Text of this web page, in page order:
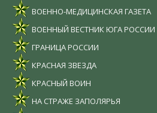
ВОЕННО-МЕДИЦИНСКАЯ ГАЗЕТА
ВОЕННЫЙ ВЕСТНИК ЮГА РОССИИ
ГРАНИЦА РОССИИ
КРАСНАЯ ЗВЕЗДА
КРАСНЫЙ ВОИН
НА СТРАЖЕ ЗАПОЛЯРЬЯ